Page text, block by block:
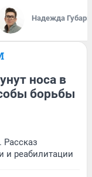
Надежда Губарь
носа в
борьбы
Рассказ
и реабилитации